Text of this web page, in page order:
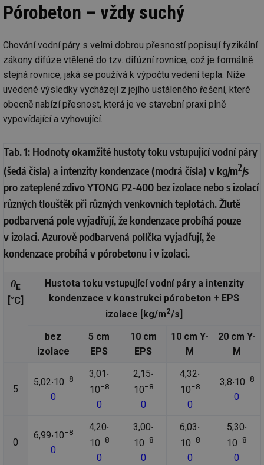
Pórobeton – vždy suchý
Chování vodní páry s velmi dobrou přesností popisují fyzikální
zákony difúze vtělené do tzv. difúzní rovnice, což je formálně
stejná rovnice, jaká se používá k výpočtu vedení tepla. Níže
uvedené výsledky vycházejí z jejího ustáleného řešení, které
obecně nabízí přesnost, která je ve stavební praxi plně
vypovídající a vyhovující.
Tab. 1: Hodnoty okamžité hustoty toku vstupující vodní páry
(šedá čísla) a intenzity kondenzace (modrá čísla) v kg/m2/s
pro zateplené zdivo YTONG P2-400 bez izolace nebo s izolací
různých tlouštěk při různých venkovních teplotách. Žlutě
podbarvená pole vyjadřují, že kondenzace probíhá pouze
v izolaci. Azurově podbarvená políčka vyjadřují, že
kondenzace probíhá v pórobetonu i v izolaci.
θE
[°C]
Hustota toku vstupující vodní páry a intenzity
kondenzace v konstrukci pórobeton + EPS
izolace [kg/m2/s]
bez
izolace
5 cm
EPS
10 cm
EPS
10 cm Y-
M
20 cm Y-
M
5
5,02‧10−8
0
3,01‧
10−8
0
2,15‧
10−8
0
4,32‧
10−8
0
3,8‧10−8
0
0
6,99‧10−8
0
4,20‧
10−8
0
3,00‧
10−8
0
6,03‧
10−8
0
5,30‧
10−8
0